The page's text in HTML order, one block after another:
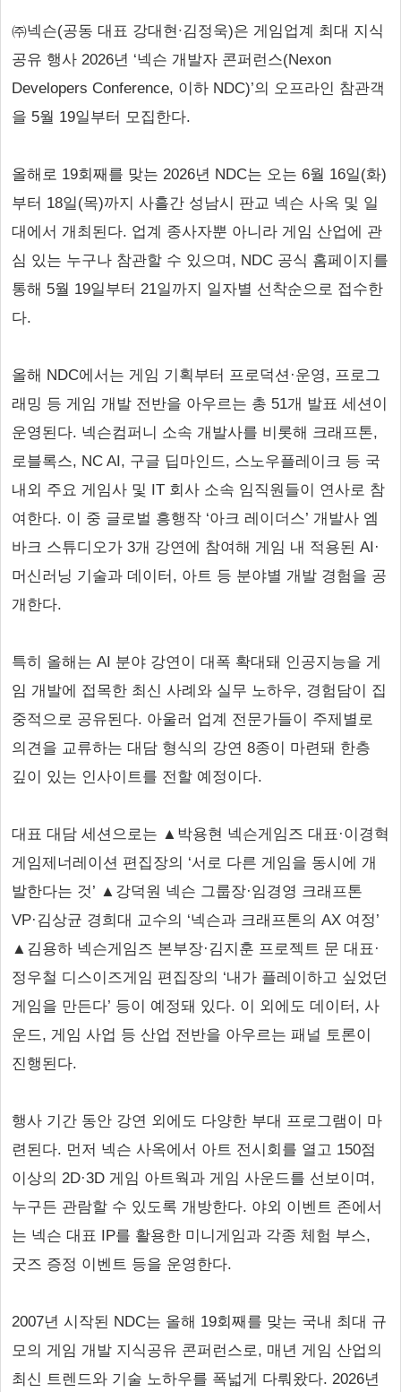
㈜넥슨(공동 대표 강대현∙김정욱)은 게임업계 최대 지식
공유 행사 2026년 ‘넥슨 개발자 콘퍼런스(Nexon
Developers Conference, 이하 NDC)’의 오프라인 참관객
을 5월 19일부터 모집한다.
올해로 19회째를 맞는 2026년 NDC는 오는 6월 16일(화)
부터 18일(목)까지 사흘간 성남시 판교 넥슨 사옥 및 일
대에서 개최된다. 업계 종사자뿐 아니라 게임 산업에 관
심 있는 누구나 참관할 수 있으며, NDC 공식 홈페이지를
통해 5월 19일부터 21일까지 일자별 선착순으로 접수한
다.
올해 NDC에서는 게임 기획부터 프로덕션·운영, 프로그
래밍 등 게임 개발 전반을 아우르는 총 51개 발표 세션이
운영된다. 넥슨컴퍼니 소속 개발사를 비롯해 크래프톤,
로블록스, NC AI, 구글 딥마인드, 스노우플레이크 등 국
내외 주요 게임사 및 IT 회사 소속 임직원들이 연사로 참
여한다. 이 중 글로벌 흥행작 ‘아크 레이더스’ 개발사 엠
바크 스튜디오가 3개 강연에 참여해 게임 내 적용된 AI·
머신러닝 기술과 데이터, 아트 등 분야별 개발 경험을 공
개한다.
특히 올해는 AI 분야 강연이 대폭 확대돼 인공지능을 게
임 개발에 접목한 최신 사례와 실무 노하우, 경험담이 집
중적으로 공유된다. 아울러 업계 전문가들이 주제별로
의견을 교류하는 대담 형식의 강연 8종이 마련돼 한층
깊이 있는 인사이트를 전할 예정이다.
대표 대담 세션으로는 ▲박용현 넥슨게임즈 대표·이경혁
게임제너레이션 편집장의 ‘서로 다른 게임을 동시에 개
발한다는 것’ ▲강덕원 넥슨 그룹장·임경영 크래프톤
VP·김상균 경희대 교수의 ‘넥슨과 크래프톤의 AX 여정’
▲김용하 넥슨게임즈 본부장·김지훈 프로젝트 문 대표·
정우철 디스이즈게임 편집장의 ‘내가 플레이하고 싶었던
게임을 만든다’ 등이 예정돼 있다. 이 외에도 데이터, 사
운드, 게임 사업 등 산업 전반을 아우르는 패널 토론이
진행된다.
행사 기간 동안 강연 외에도 다양한 부대 프로그램이 마
련된다. 먼저 넥슨 사옥에서 아트 전시회를 열고 150점
이상의 2D·3D 게임 아트웍과 게임 사운드를 선보이며,
누구든 관람할 수 있도록 개방한다. 야외 이벤트 존에서
는 넥슨 대표 IP를 활용한 미니게임과 각종 체험 부스,
굿즈 증정 이벤트 등을 운영한다.
2007년 시작된 NDC는 올해 19회째를 맞는 국내 최대 규
모의 게임 개발 지식공유 콘퍼런스로, 매년 게임 산업의
최신 트렌드와 기술 노하우를 폭넓게 다뤄왔다. 2026년